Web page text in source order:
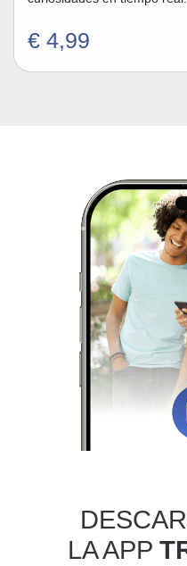
€ 4,99
LA APP